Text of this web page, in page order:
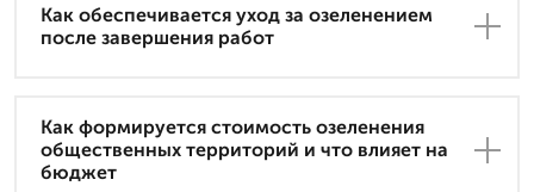
Как обеспечивается уход за озеленением
после завершения работ
Как формируется стоимость озеленения
общественных территорий и что влияет на
бюджет